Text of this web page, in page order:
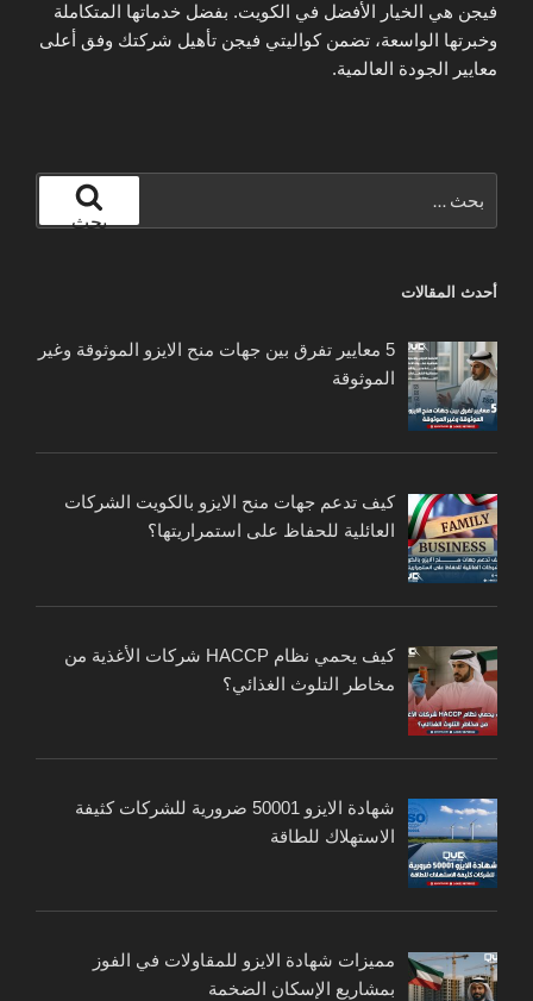
فيجن هي الخيار الأفضل في الكويت. بفضل خدماتها المتكاملة
وخبرتها الواسعة، تضمن كواليتي فيجن تأهيل شركتك وفق أعلى
معايير الجودة العالمية.
عن:
بحث
أحدث المقالات
5 معايير تفرق بين جهات منح الايزو الموثوقة وغير
الموثوقة
كيف تدعم جهات منح الايزو بالكويت الشركات
العائلية للحفاظ على استمراريتها؟
كيف يحمي نظام HACCP شركات الأغذية من
مخاطر التلوث الغذائي؟
شهادة الايزو 50001 ضرورية للشركات كثيفة
الاستهلاك للطاقة
مميزات شهادة الايزو للمقاولات في الفوز
بمشاريع الإسكان الضخمة